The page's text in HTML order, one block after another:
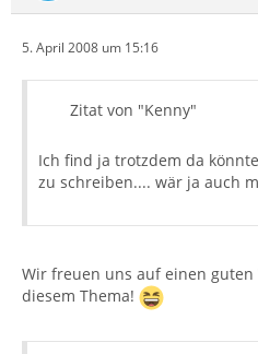
5. April 2008 um 15:16
Zitat von "Kenny"
Ich find ja trotzdem da
zu schreiben.... wär ja auch
Wir freuen uns auf einen
diesem Thema!